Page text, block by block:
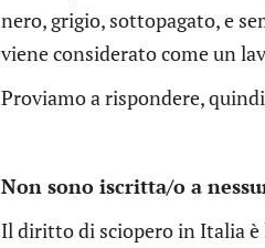
nero, grigio, sottopagato, e
viene considerato come un
Proviamo a rispondere,
Non sono iscritta/o a
Il diritto di sciopero in Italia è